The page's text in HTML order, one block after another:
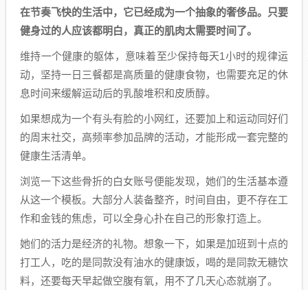
在节奏飞快的生活中，它已经成为一个抽象的奢侈品。只要
健身过的人应该都明白，真正的肌肉太需要时间了。
维持一个健康的躯体，意味着至少保持每天1小时的规律运
动，坚持一日三餐都是高质量的健康食物，也需要充足的休
息时间来缓解运动后的乳酸堆积和皮质醇。
如果想成为一个有头有脸的小网红，还要加上和运动同好们
的周末社交，高频率参加品牌的活动，才能形成一套完整的
健康生活清单。
浏览一下这些骨折的白女账号便能发现，她们的生活基本遵
从这一个模板。大部分人装备整齐，时间自由，更不存在工
作和金钱的焦虑，可以全身心扑在自己的形象打造上。
她们的活力是经济的礼物。想象一下，如果是加班到十点的
打工人，吃的是同款没有油水的健康饭，喝的是同款无糖饮
料，还要每天早起做空腹有氧，用不了几天心态就崩了。